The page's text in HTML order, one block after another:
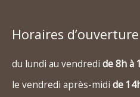
Horaires
du lundi au vendredi de 8h à
le vendredi après-midi de